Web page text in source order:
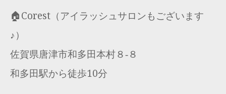
🏠Corest（アイラッシュサロンもございます
♪）
佐賀県唐津市和多田本村８‐８
和多田駅から徒歩10分